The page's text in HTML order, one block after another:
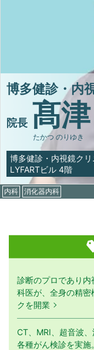
博多健診・内
院長 髙
たかつ のりゆき
博多健診・内視鏡クリ
LYFARTビル 4階
内科 消化器内科
診断のプロであり
科医が、全身の精密
クを開業
CT、MRI、超音波
各種がん検診を実